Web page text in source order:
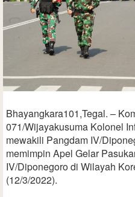
Bhayangkara101,Tegal. –
071/Wijayakusuma Kolonel
mewakili Pangdam IV/
memimpin Apel Gelar
IV/Diponegoro di Wilayah
(12/3/2022).